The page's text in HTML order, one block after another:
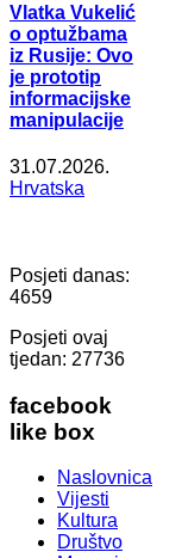
Vlatka Vukelić
o optužbama
iz Rusije: Ovo
je prototip
informacijske
manipulacije
31.07.2026.
Hrvatska
Posjeti danas:
4659
Posjeti ovaj
tjedan: 27736
facebook
like box
Naslovnica
Vijesti
Kultura
Društvo